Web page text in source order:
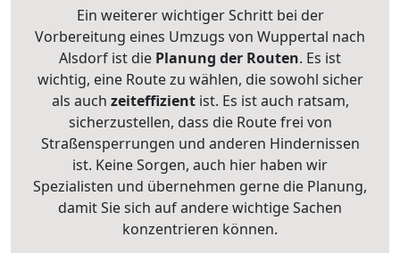
Ein weiterer wichtiger Schritt bei der
Vorbereitung eines Umzugs von Wuppertal nach
Alsdorf ist die Planung der Routen. Es ist
wichtig, eine Route zu wählen, die sowohl sicher
als auch zeiteffizientist. Es ist auch ratsam,
sicherzustellen, dass die Route frei von
Straßensperrungen und anderen Hindernissen
ist. Keine Sorgen, auch hier haben wir
Spezialisten und übernehmen gerne die Planung,
damit Sie sich auf andere wichtige Sachen
konzentrieren können.